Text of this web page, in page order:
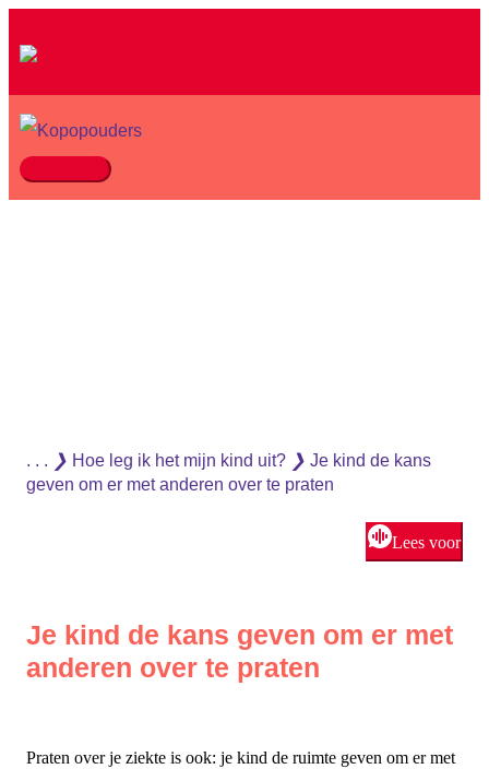
naar
inhoud
Hoofdmenu
. . . ❯ Hoe leg ik het mijn kind uit? ❯ Je kind de kans
geven om er met anderen over te praten
Lees voor
Je kind de kans geven om er met
anderen over te praten
Praten over je ziekte is ook: je kind de ruimte geven om er met